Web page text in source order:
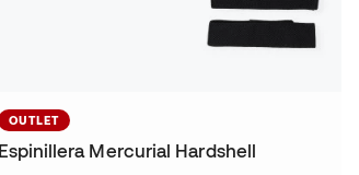
OUTLET
Espinillera Mercurial Hardshell